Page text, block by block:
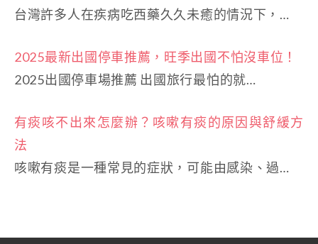
台灣許多人在疾病吃西藥久久未癒的情況下，…
2025最新出國停車推薦，旺季出國不怕沒車位！
2025出國停車場推薦 出國旅行最怕的就…
有痰咳不出來怎麼辦？咳嗽有痰的原因與舒緩方
法
咳嗽有痰是一種常見的症狀，可能由感染、過…